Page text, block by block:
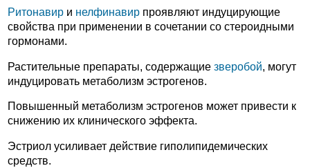
Ритонавир и нелфинавир проявляют индуцирующие
свойства при применении в сочетании со стероидными
гормонами.
Растительные препараты, содержащие зверобой, могут
индуцировать метаболизм эстрогенов.
Повышенный метаболизм эстрогенов может привести к
снижению их клинического эффекта.
Эстриол усиливает действие гиполипидемических
средств.